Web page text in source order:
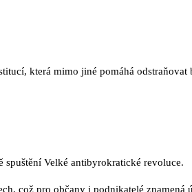
která mimo jiné pomáhá
Velké antibyrokratické revoluce.
což pro občany i podnikatelé